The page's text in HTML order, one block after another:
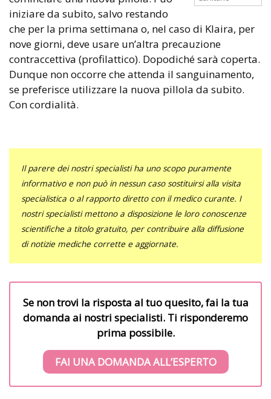
iniziare da subito, salvo restando
che per la prima settimana o, nel caso di Klaira, per
nove giorni, deve usare un’altra precauzione
contraccettiva (profilattico). Dopodiché sarà coperta.
Dunque non occorre che attenda il sanguinamento,
se preferisce utilizzare la nuova pillola da subito.
Con cordialità.
Il parere dei nostri specialisti ha uno scopo puramente
informativo e non può in nessun caso sostituirsi alla visita
specialistica o al rapporto diretto con il medico curante. I
nostri specialisti mettono a disposizione le loro conoscenze
scientifiche a titolo gratuito, per contribuire alla diffusione
di notizie mediche corrette e aggiornate.
Se non trovi la risposta al tuo quesito, fai la tua
domanda ai nostri specialisti. Ti risponderemo
prima possibile.
FAI UNA DOMANDA ALL’ESPERTO